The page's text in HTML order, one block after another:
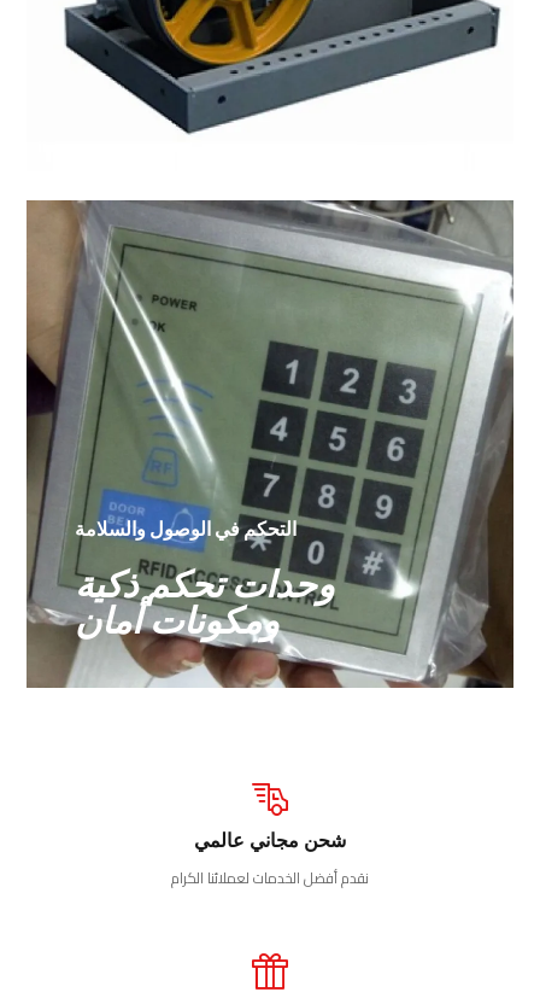
التحكم في الوصول والسلامة
وحدات تحكم ذكية
ومكونات أمان
شحن مجاني عالمي
نقدم أفضل الخدمات لعملائنا الكرام